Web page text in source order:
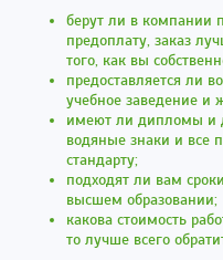
берут ли в компании
предоплату, заказ
того, как вы
предоставляется ли
учебное заведение и
имеют ли дипломы и
водяные знаки и все
стандарту;
подходят ли вам
высшем образовании;
какова стоимость
то лучше всего